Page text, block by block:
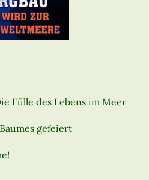
Fülle des Lebens im Meer
gefeiert